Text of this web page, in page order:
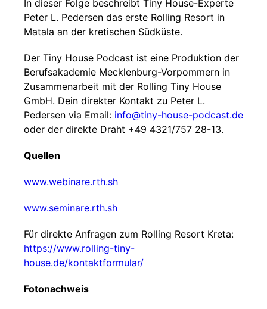
In dieser Folge beschreibt Tiny House-Experte
Peter L. Pedersen das erste Rolling Resort in
Matala an der kretischen Südküste.
Der Tiny House Podcast ist eine Produktion der
Berufsakademie Mecklenburg-Vorpommern in
Zusammenarbeit mit der Rolling Tiny House
GmbH. Dein direkter Kontakt zu Peter L.
Pedersen via Email: info@tiny-house-podcast.de
oder der direkte Draht +49 4321/757 28-13.
Quellen
www.webinare.rth.sh
www.seminare.rth.sh
Für direkte Anfragen zum Rolling Resort Kreta:
https://www.rolling-tiny-
house.de/kontaktformular/
Fotonachweis